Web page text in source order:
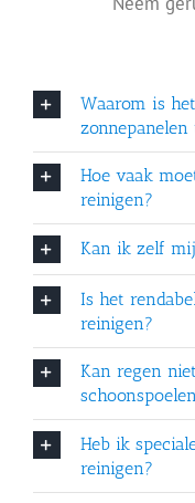
Voor een
Waarom is
Hoe vaak
reinigen?
Kan ik zelf
Is het
reinigen?
Kan regen
Heb ik
reinigen?